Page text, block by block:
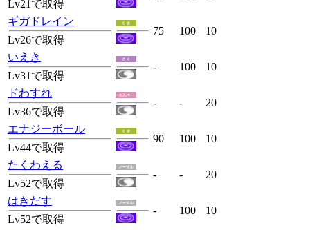
Lv21で取得
ギガドレイン
Lv26で取得
75 100 10
いえき
Lv31で取得
- 100 10
ドわすれ
Lv36で取得
- - 20
エナジーボール
Lv44で取得
90 100 10
たくわえる
Lv52で取得
- - 20
はきだす
Lv52で取得
- 100 10